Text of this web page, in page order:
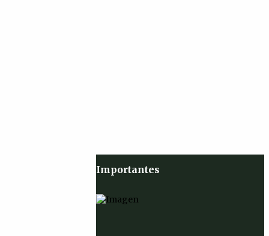
Importantes